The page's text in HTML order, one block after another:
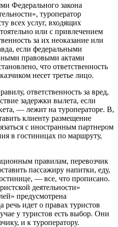
Федерального закона
туроператор
всех услуг, входящих
или с привлечением
за их неоказание или
если федеральными
правовыми актами
что ответственность
несет третье лицо.
ответственность за вред,
задержки вылета, если
— лежит на туроператоре. В,
клиенту размещение
с иностранным партнером
в гостиницах по маршруту,
правилам, перевозчик
пассажиру напитки, еду,
— все, что прописано.
деятельности»
предусмотрена
идет о правах туристов
у туристов есть выбор. Они
и к туроператору.